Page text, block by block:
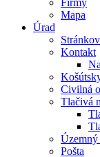
Firmy
Mapa
Úrad
Kontakt
Civilná
Tlačivá
Územný
Pošta